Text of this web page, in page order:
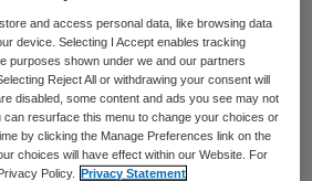
is lid geworden van de raad
ouderenzorgorganistie
and access personal data, like browsing data
device. Selecting I Accept enables tracking
purposes shown under we and our partners
Reject All or withdrawing your consent will
disabled, some content and ads you see may not
can resurface this menu to change your choices or
by clicking the Manage Preferences link on the
choices will have effect within our Website. For
Policy.
Privacy Statement